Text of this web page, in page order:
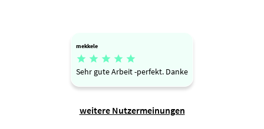
mekkele
    
Sehr gute Arbeit -perfekt. Danke
weitere Nutzermeinungen